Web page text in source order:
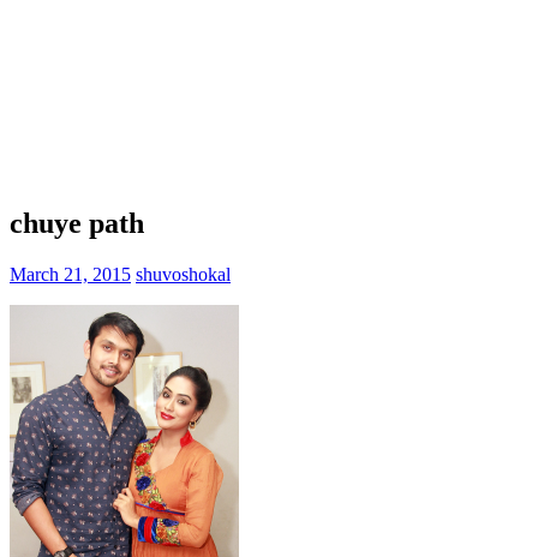
chuye path
March 21, 2015 shuvoshokal